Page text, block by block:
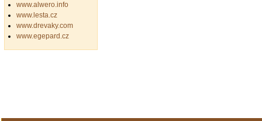
www.alwero.info
www.lesta.cz
www.drevaky.com
www.egepard.cz